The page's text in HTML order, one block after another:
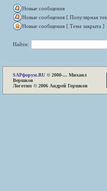
Новые сообщения
Новые сообщения [ Популярная
Новые сообщения [ Тема закрыта ]
Найти:
SAPфорум.RU © 2000-... Михаил
Вершков
Логотип © 2006 Андрей Горшков